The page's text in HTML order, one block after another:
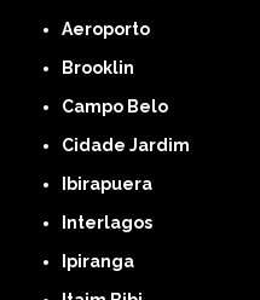
Aeroporto
Brooklin
Campo Belo
Cidade Jardim
Ibirapuera
Interlagos
Ipiranga